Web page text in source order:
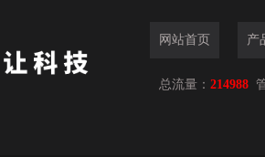
网站首页 产
总流量： 214988